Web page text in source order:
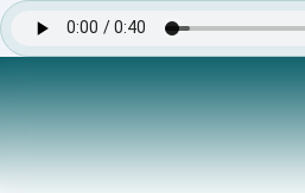
Preparação do ligamento
Ap&#xF3;s a abertura do omento
exposi&#xE7;&#xE3;o da
comum na